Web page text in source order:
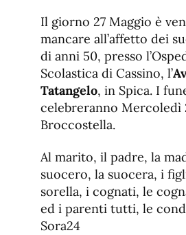
de
Il giorno 27 Maggio è
mancare all’affetto dei
di anni 50, presso
Scolastica di Cassino, l’
Tatangelo, in Spica. I
celebreranno Mercoledì
Broccostella.
Al marito, il padre, la
suocero, la suocera, i
sorella, i cognati, le
ed i parenti tutti, le
Sora24